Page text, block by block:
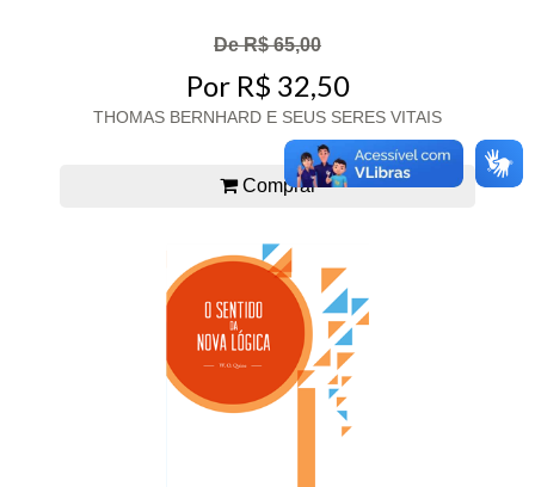
De R$ 65,00
Por R$ 32,50
THOMAS BERNHARD E SEUS SERES VITAIS
Comprar